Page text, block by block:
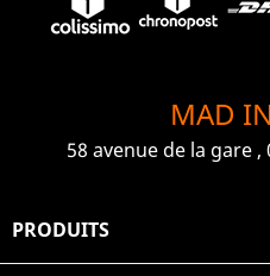
MAD
58 avenue de la gare
PRODUITS